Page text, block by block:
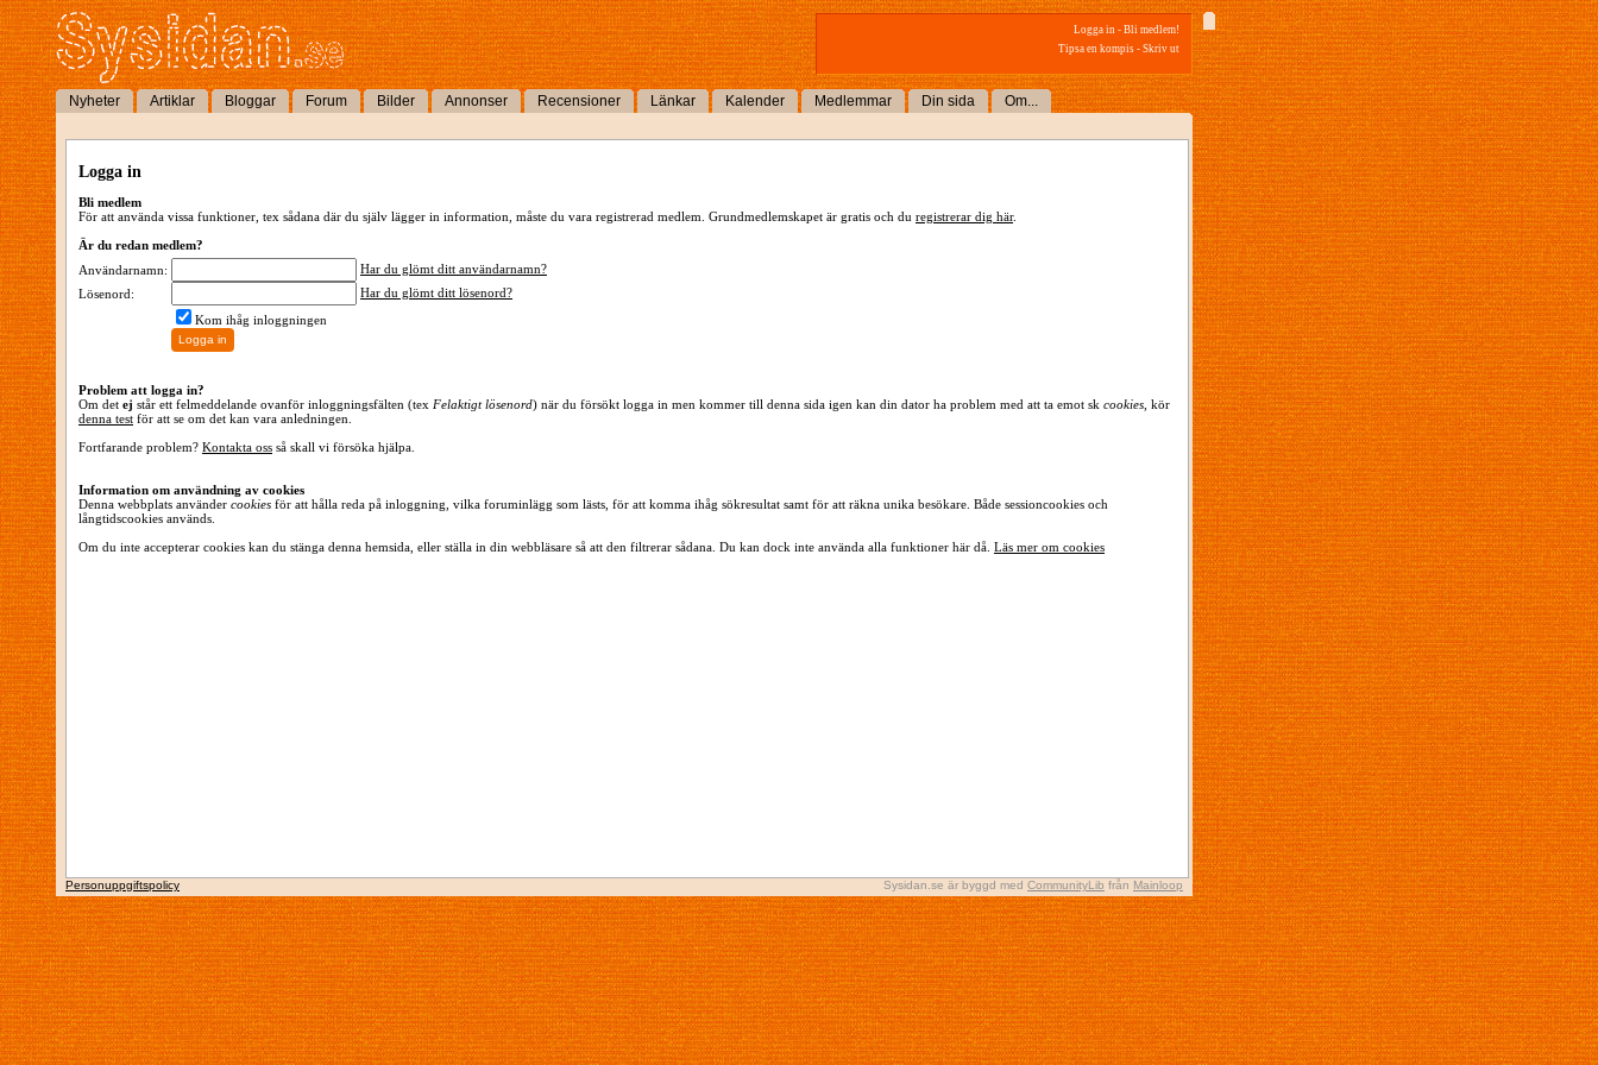
Logga in - Bli medlem!
Tipsa en kompis - Skriv ut
Nyheter Artiklar Bloggar Forum Bilder Annonser Recensioner Länkar Kalender Medlemmar Din sida Om...
Logga in
Bli medlem
För att använda vissa funktioner, tex sådana där du själv lägger in information, måste du vara registrerad medlem. Grundmedlemskapet är gratis och du registrerar dig här.
Är du redan medlem?
Användarnamn:
Har du glömt ditt användarnamn?
Lösenord:
Har du glömt ditt lösenord?
Kom ihåg inloggningen
Problem att logga in?
Om det ej står ett felmeddelande ovanför inloggningsfälten (tex Felaktigt lösenord) när du försökt logga in men kommer till denna sida igen kan din dator ha problem med att ta emot sk cookies , kör
denna test för att se om det kan vara anledningen.
Fortfarande problem? Kontakta oss så skall vi försöka hjälpa.
Information om användning av cookies
Denna webbplats använder cookies för att hålla reda på inloggning, vilka foruminlägg som lästs, för att komma ihåg sökresultat samt för att räkna unika besökare. Både sessioncookies och
långtidscookies används.
Om du inte accepterar cookies kan du stänga denna hemsida, eller ställa in din webbläsare så att den filtrerar sådana. Du kan dock inte använda alla funktioner här då. Läs mer om cookies
Sysidan.se är byggd med CommunityLib från Mainloop
Personuppgiftspolicy